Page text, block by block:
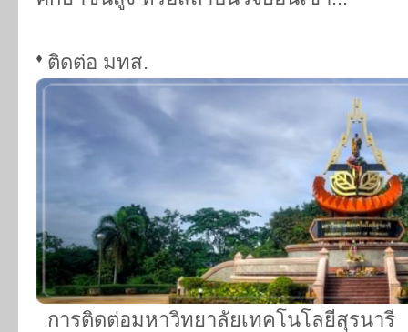
ติดต่อ มทส.
การติดต่อมหาวิทยาลัยเทคโนโลยีสุรนา